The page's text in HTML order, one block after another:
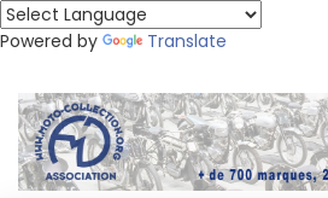
Powered by Translate